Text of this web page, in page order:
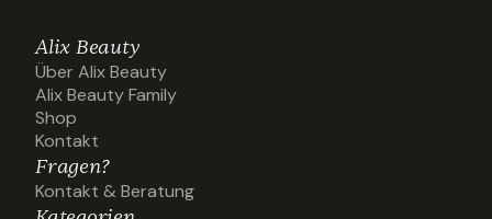
Alix Beauty
Über Alix Beauty
Über Alix Beauty
Alix Beauty Family
Alix Beauty Family
Shop
Shop
Kontakt
Kontakt
Fragen?
Kontakt & Beratung
Kontakt & Beratung